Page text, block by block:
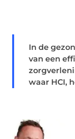
In de
van een
waar HCI,